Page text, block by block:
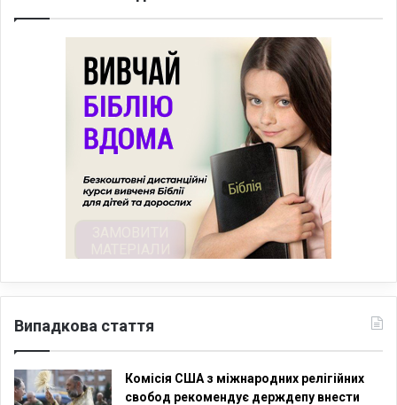
Випадкова стаття
Комісія США з міжнародних релігійних
свобод рекомендує держдепу внести